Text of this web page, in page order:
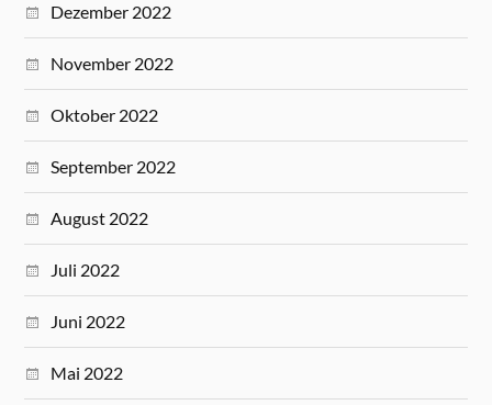
Dezember 2022
November 2022
Oktober 2022
September 2022
August 2022
Juli 2022
Juni 2022
Mai 2022